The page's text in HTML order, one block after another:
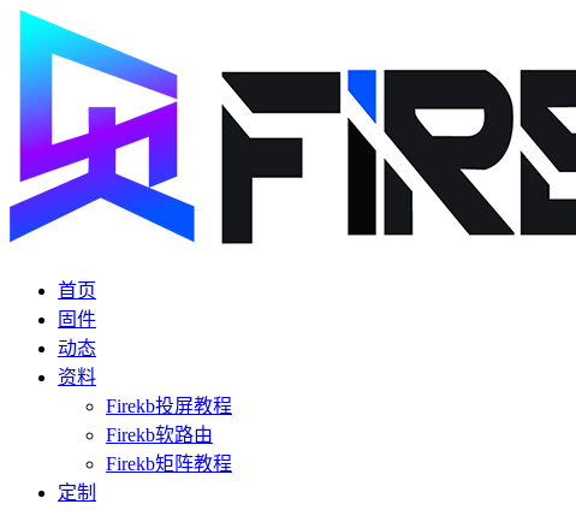
首页
固件
动态
资料
Firekb投屏教程
Firekb软路由
Firekb矩阵教程
定制